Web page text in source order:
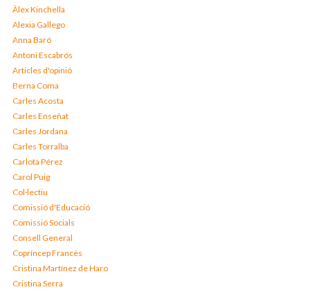
Àlex Kinchella
Alexia Gallego
Anna Baró
Antoni Escabrós
Articles d'opinió
Berna Coma
Carles Acosta
Carles Enseñat
Carles Jordana
Carles Torralba
Carlota Pérez
Carol Puig
Col·lectiu
Comissió d'Educació
Comissió Socials
Consell General
Copríncep Francès
Cristina Martínez de Haro
Cristina Serra